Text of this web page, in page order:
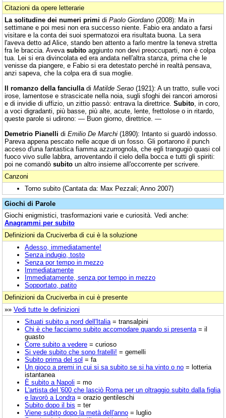
Citazioni da opere letterarie
La solitudine dei numeri primi di Paolo Giordano (2008): Ma in
settimane e poi mesi non era successo niente. Fabio era andato a farsi
visitare e la conta dei suoi spermatozoi era risultata buona. La sera
l'aveva detto ad Alice, stando ben attento a farlo mentre la teneva stretta
fra le braccia. Aveva subito aggiunto non devi preoccuparti, non è colpa
tua. Lei si era divincolata ed era andata nell'altra stanza, prima che le
venisse da piangere, e Fabio si era detestato perché in realtà pensava,
anzi sapeva, che la colpa era di sua moglie.
Il romanzo della fanciulla di Matilde Serao (1921): A un tratto, sulle voci
irose, lamentose e strascicate nella noia, sugli sfoghi dei rancori amorosi
e di invidie di uffizio, un zittio passò: entrava la direttrice. Subito , in coro,
a voci digradanti, più basse, più alte, acute, lente, frettolose o in ritardo,
queste parole si udirono: — Buon giorno, direttrice. —
Demetrio Pianelli di Emilio De Marchi (1890): Intanto si guardò indosso.
Pareva appena pescato nelle acque di un fosso. Gli portarono il punch
acceso d'una fantastica fiamma azzurrognola, che egli trangugiò quasi col
fuoco vivo sulle labbra, arroventando il cielo della bocca e tutti gli spiriti:
poi ne comandò subito un altro insieme all'occorrente per scrivere.
Canzoni
Torno subito (Cantata da: Max Pezzali; Anno 2007)
Giochi di Parole
Giochi enigmistici, trasformazioni varie e curiosità. Vedi anche:
Anagrammi per subito
Definizioni da Cruciverba di cui è la soluzione
Adesso, immediatamente!
Senza indugio, tosto
Senza por tempo in mezzo
Immediatamente
Immediatamente, senza por tempo in mezzo
Sopportato, patito
Definizioni da Cruciverba in cui è presente
»» Vedi tutte le definizioni
Situati subito a nord dell'Italia = transalpini
Chi è che facciamo subito accomodare quando si presenta = il
guasto
Corre subito a vedere = curioso
Si vede subito che sono fratelli! = gemelli
Subito prima del sol = fa
Un gioco a premi in cui si sa subito se si ha vinto o no = lotteria
istantanea
È subito a Napoli = mo
L'artista del '600 che lasciò Roma per un oltraggio subito dalla figlia
e lavorò a Londra = orazio gentileschi
Subito dopo il bis = ter
Viene subito dopo la metà dell'anno = luglio